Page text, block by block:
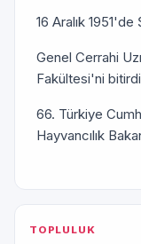
16 Aralık
Genel Cerrahi
Fakültesi'ni
66. Türkiye
Hayvancılık
TOPLULUK